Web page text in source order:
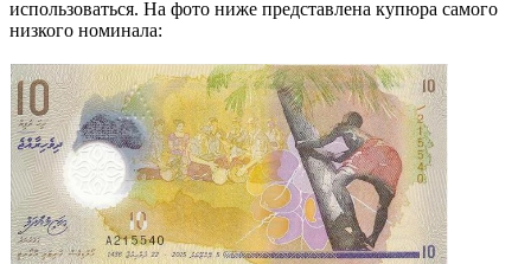
использоваться. На фото ниже представлена купюра самого
низкого номинала: